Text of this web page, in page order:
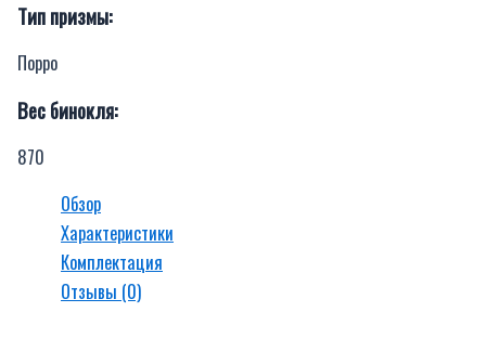
Тип призмы:
Порро
Вес бинокля:
870
Обзор
Характеристики
Комплектация
Отзывы (0)